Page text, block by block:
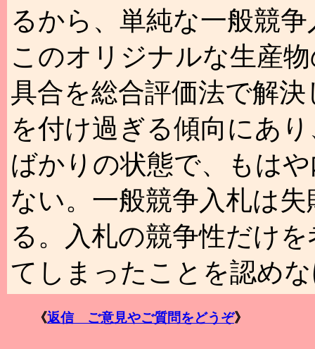
るから、単純な一般競
このオリジナルな生産
具合を総合評価法で解
を付け過ぎる傾向にあ
ばかりの状態で、もは
ない。一般競争入札は
る。入札の競争性だけ
てしまったことを認め
《返信 ご意見やご質問をどうぞ》